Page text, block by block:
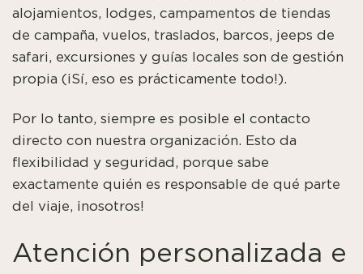
alojamientos, lodges, campamentos de tiendas
de campaña, vuelos, traslados, barcos, jeeps de
safari, excursiones y guías locales son de gestión
propia (¡Sí, eso es prácticamente todo!).
Por lo tanto, siempre es posible el contacto
directo con nuestra organización. Esto da
flexibilidad y seguridad, porque sabe
exactamente quién es responsable de qué parte
del viaje, ¡nosotros!
Atención personalizada e